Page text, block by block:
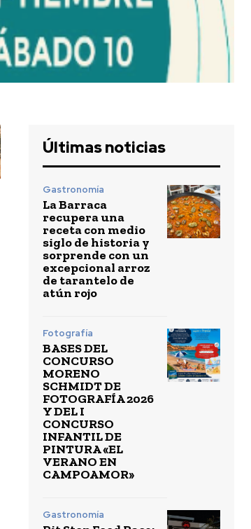
Últimas noticias
Gastronomía
La Barraca
recupera una
receta con medio
siglo de historia y
sorprende con un
excepcional arroz
de tarantelo de
atún rojo
Fotografía
BASES DEL
CONCURSO
MORENO
SCHMIDT DE
FOTOGRAFÍA 2026
Y DEL I
CONCURSO
INFANTIL DE
PINTURA «EL
VERANO EN
CAMPOAMOR»
Gastronomía